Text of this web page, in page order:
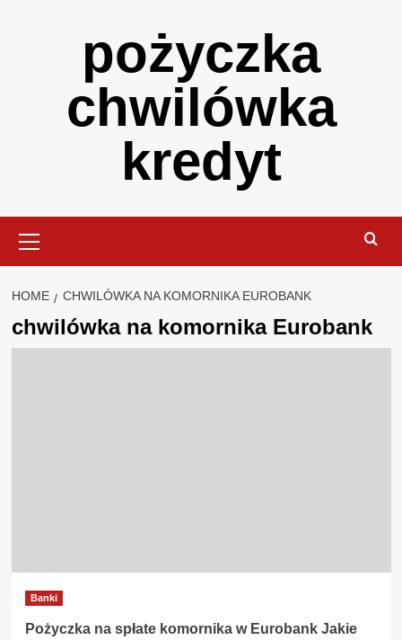
pożyczka
chwilówka
kredyt
Menu
HOME CHWILÓWKA NA KOMORNIKA EUROBANK
chwilówka na komornika Eurobank
Banki
Pożyczka na spłate komornika w Eurobank Jakie